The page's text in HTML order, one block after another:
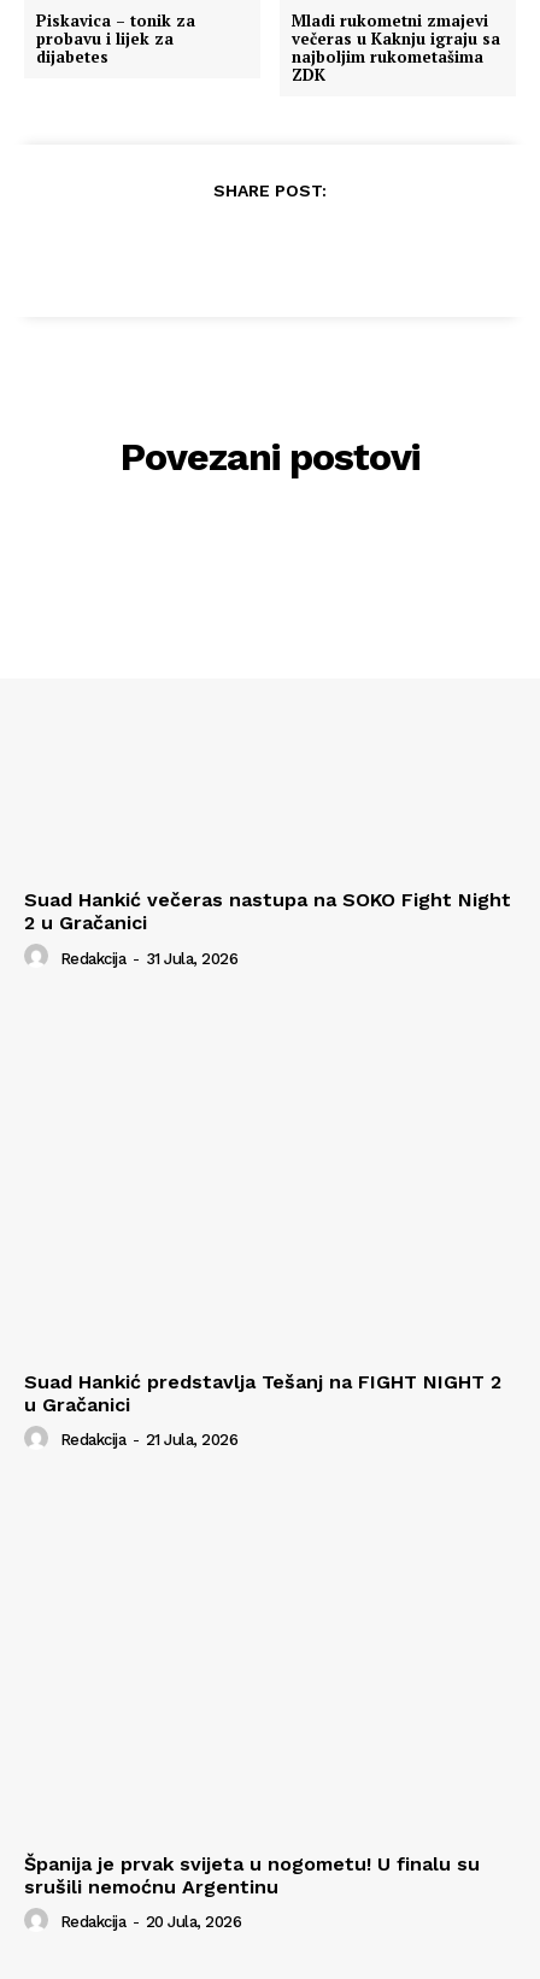
Piskavica – tonik za
probavu i lijek za
dijabetes
Mladi rukometni zmajevi
večeras u Kaknju igraju sa
najboljim rukometašima
ZDK
SHARE POST:
Povezani postovi
Suad Hankić večeras nastupa na SOKO Fight Night
2 u Gračanici
Redakcija - 31 Jula, 2026
Suad Hankić predstavlja Tešanj na FIGHT NIGHT 2
u Gračanici
Redakcija - 21 Jula, 2026
Španija je prvak svijeta u nogometu! U finalu su
srušili nemoćnu Argentinu
Redakcija - 20 Jula, 2026